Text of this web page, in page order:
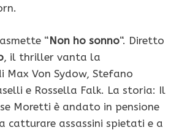
“Non ho sonno“. Diretto
, il thriller vanta la
Max Von Sydow, Stefano
e Rossella Falk. La storia: Il
Moretti è andato in pensione
catturare assassini spietati e a